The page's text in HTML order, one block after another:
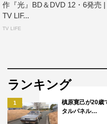
彷徨う宇宙船には謎の若い
士・看守のわずかな生存者
生存帰還の万策尽きた極限
「ラブレター」
出演：斎藤工 要潤 山本舞
監督：井口昇（『ヌイグル
脚本家の大輔は、自身の高
作『光』BD＆DVD 12・6発売 |
TV LIF...
TV LIFE
ランキング
1
槙原寛己が20歳
タルパネル…